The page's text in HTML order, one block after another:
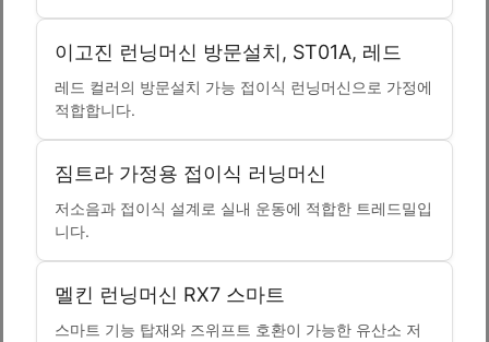
이고진 런닝머신 방문설치, ST01A, 레드
레드 컬러의 방문설치 가능 접이식 런닝머신으로 가정에
적합합니다.
짐트라 가정용 접이식 러닝머신
저소음과 접이식 설계로 실내 운동에 적합한 트레드밀입
니다.
멜킨 런닝머신 RX7 스마트
스마트 기능 탑재와 즈위프트 호환이 가능한 유산소 저